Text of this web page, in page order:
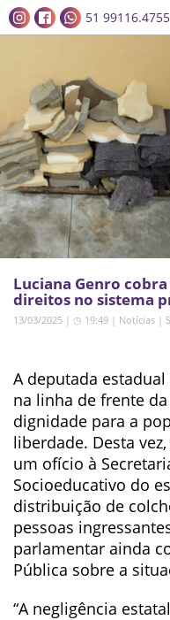
51 99116.4755
Luciana Genro
direitos no sistema
13/03/2025 | ◷ 19:49 | Notícias |
A deputada estadual
na linha de frente
dignidade para a
liberdade. Desta
um ofício à
Socioeducativo do
distribuição de
pessoas
parlamentar ainda
Pública sobre a
“A negligência